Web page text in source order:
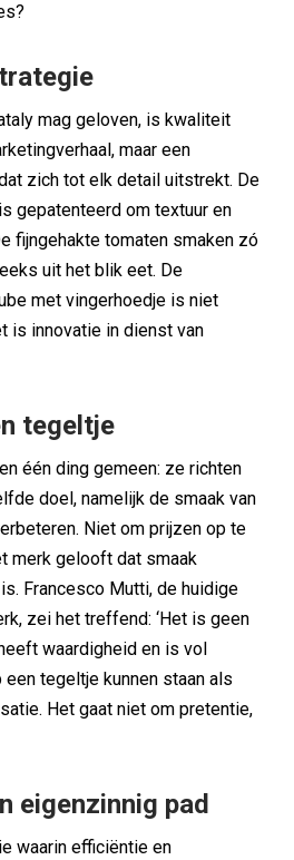
mag geloven, is kwaliteit
maar een
zich tot elk detail uitstrekt. De
gepatenteerd om textuur en
fijngehakte tomaten smaken zó
uit het blik eet. De
met vingerhoedje is niet
is innovatie in dienst van
tegeltje
één ding gemeen: ze richten
doel, namelijk de smaak van
Niet om prijzen op te
merk gelooft dat smaak
Francesco Mutti, de huidige
zei het treffend: ‘Het is geen
waardigheid en is vol
een tegeltje kunnen staan als
Het gaat niet om pretentie,
eigenzinnig pad
waarin efficiëntie en